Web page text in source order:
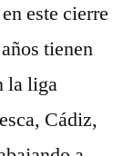
este cierre
tienen
la liga
Cádiz,